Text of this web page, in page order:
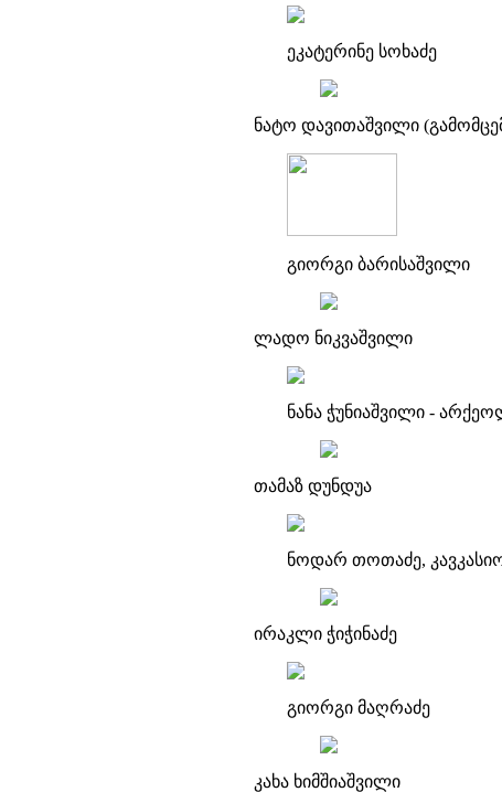
ეკატერინე სოხაძე
ნატო დავითაშვილი
გიორგი ბარისაშვილი
ლადო ნიკვაშვილი
ნანა ჭუნიაშვილი -
თამაზ დუნდუა
ნოდარ თოთაძე,
ირაკლი ჭიჭინაძე
გიორგი მაღრაძე
კახა ხიმშიაშვილი